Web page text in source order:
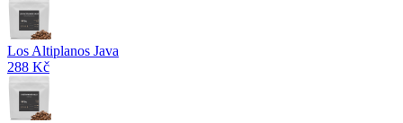
Los Altiplanos Java
288 Kč